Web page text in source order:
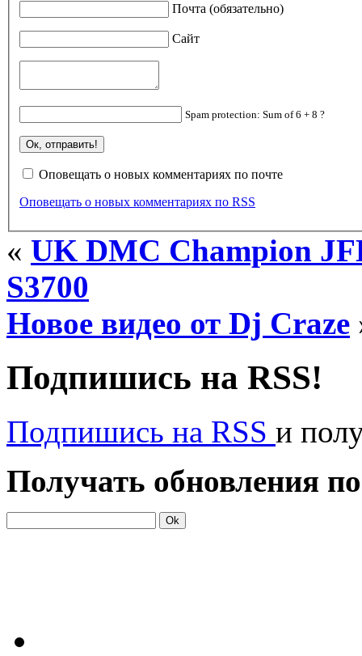
Почта (обязательно)
Сайт
Spam protection: Sum of 6 + 8 ?
Оповещать о новых комментариях по почте
Оповещать о новых комментариях по RSS
« UK DMC Champion
S3700
Новое видео от Dj Craze
Подпишись на RSS!
Подпишись на RSS и
Получать обновления